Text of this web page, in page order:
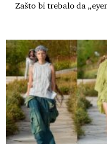
Zašto bi trebalo da